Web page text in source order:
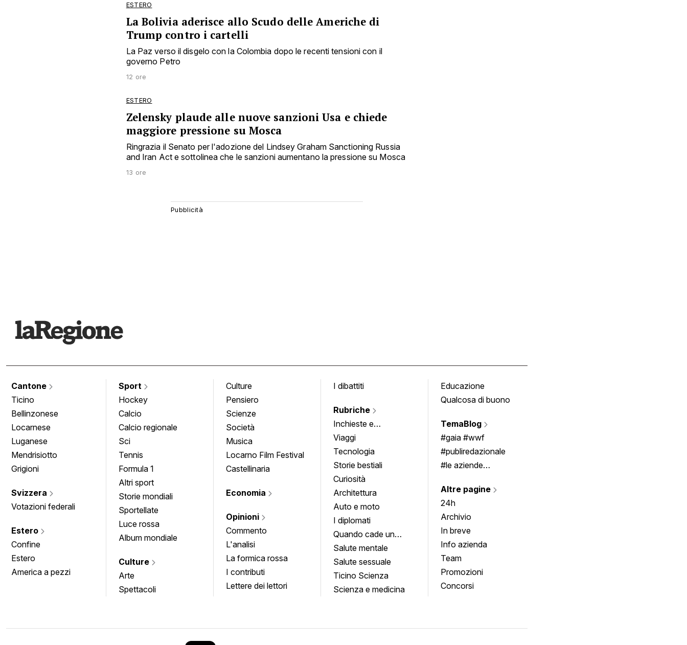
ESTERO
La Bolivia aderisce allo Scudo delle Americhe di
Trump contro i cartelli
La Paz verso il disgelo con la Colombia dopo le recenti tensioni con il
governo Petro
12 ore
ESTERO
Zelensky plaude alle nuove sanzioni Usa e chiede
maggiore pressione su Mosca
Ringrazia il Senato per l'adozione del Lindsey Graham Sanctioning Russia
and Iran Act e sottolinea che le sanzioni aumentano la pressione su Mosca
13 ore
Cantone
Ticino
Bellinzonese
Locarnese
Luganese
Mendrisiotto
Grigioni
Svizzera
Votazioni federali
Estero
Confine
Estero
America a pezzi
Sport
Hockey
Calcio
Calcio regionale
Sci
Tennis
Formula 1
Altri sport
Storie mondiali
Sportellate
Luce rossa
Album mondiale
Culture
Arte
Spettacoli
Culture
Pensiero
Scienze
Società
Musica
Locarno Film Festival
Castellinaria
Economia
Opinioni
Commento
L'analisi
La formica rossa
I contributi
Lettere dei lettori
I dibattiti
Rubriche
Inchieste e
approfondimenti
Viaggi
Tecnologia
Storie bestiali
Curiosità
Architettura
Auto e moto
I diplomati
Quando cade un
quadro
Salute mentale
Salute sessuale
Ticino Scienza
Scienza e medicina
Educazione
Qualcosa di buono
TemaBlog
#gaia #wwf
#publiredazionale
#le aziende
Altre pagine
24h
Archivio
In breve
Info azienda
Team
Promozioni
Concorsi